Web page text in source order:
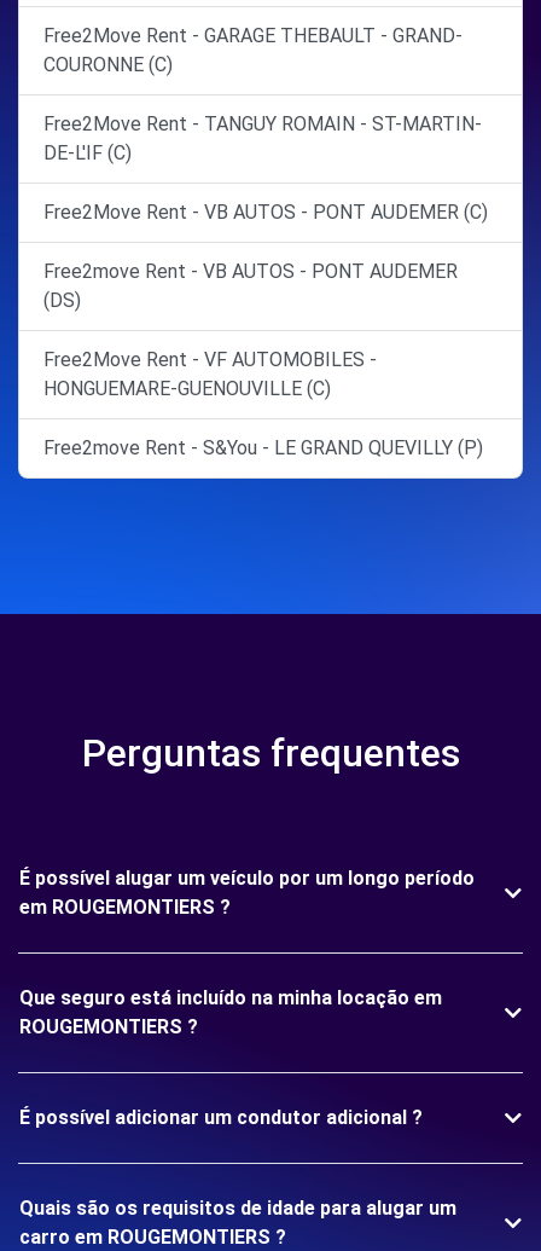
Free2Move Rent - GARAGE THEBAULT - GRAND-
COURONNE (C)
Free2Move Rent - TANGUY ROMAIN - ST-MARTIN-
DE-L'IF (C)
Free2Move Rent - VB AUTOS - PONT AUDEMER (C)
Free2move Rent - VB AUTOS - PONT AUDEMER
(DS)
Free2Move Rent - VF AUTOMOBILES -
HONGUEMARE-GUENOUVILLE (C)
Free2move Rent - S&You - LE GRAND QUEVILLY (P)
Perguntas frequentes
É possível alugar um veículo por um longo período
em ROUGEMONTIERS ?
Que seguro está incluído na minha locação em
ROUGEMONTIERS ?
É possível adicionar um condutor adicional ?
Quais são os requisitos de idade para alugar um
carro em ROUGEMONTIERS ?